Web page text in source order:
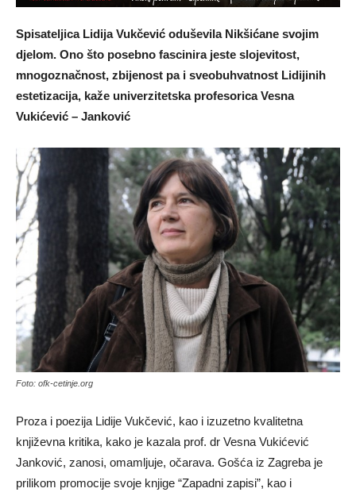
Spisateljica Lidija Vukčević oduševila Nikšićane svojim
djelom. Ono što posebno fascinira jeste slojevitost,
mnogoznačnost, zbijenost pa i sveobuhvatnost Lidijinih
estetizacija, kaže univerzitetska profesorica Vesna
Vukićević – Janković
Foto: ofk-cetinje.org
Proza i poezija Lidije Vukčević, kao i izuzetno kvalitetna
književna kritika, kako je kazala prof. dr Vesna Vukićević
Janković, zanosi, omamljuje, očarava. Gošća iz Zagreba je
prilikom promocije svoje knjige “Zapadni zapisi”, kao i